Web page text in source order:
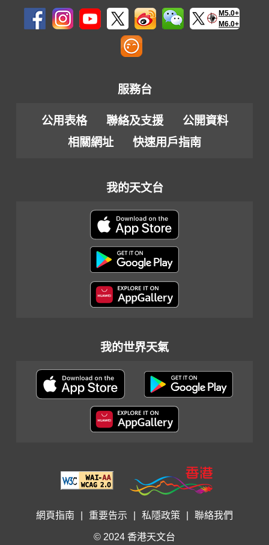
M5.0+
M6.0+
服務台
公用表格 聯絡及支援
公開資料
相關網址
快速用戶指南
我的天文台
我的世界天氣
網頁指南 重要告示 私隱政策 聯絡我們
© 2024 香港天文台